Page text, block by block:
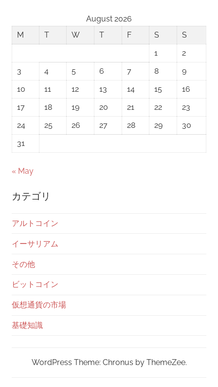
August 2026
M
T W T F S
S
1
2
3
4 5 6 7 8
9
10
11 12 13 14 15
16
17
18 19 20 21 22
23
24
25 26 27 28 29
30
31
« May
カテゴリ
アルトコイン
イーサリアム
その他
ビットコイン
仮想通貨の市場
基礎知識
WordPress Theme: Chronus by ThemeZee.